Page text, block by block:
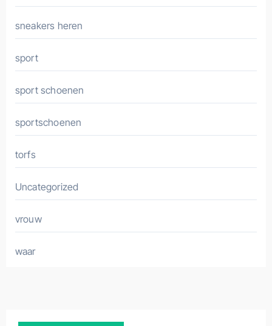
sneakers heren
sport
sport schoenen
sportschoenen
torfs
Uncategorized
vrouw
waar